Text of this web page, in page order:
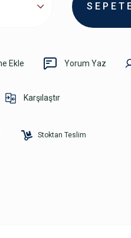
Yorum Yaz
Karşılaştır
Stoktan Teslim